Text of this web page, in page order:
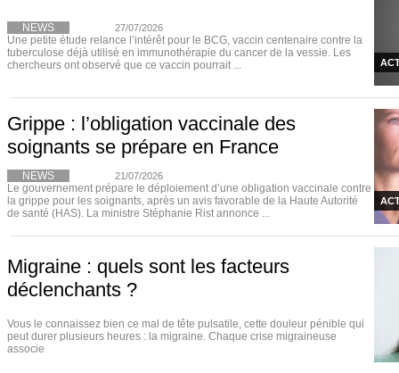
NEWS 27/07/2026
Une petite étude relance l’intérêt pour le BCG, vaccin centenaire contre la
tuberculose déjà utilisé en immunothérapie du cancer de la vessie. Les
chercheurs ont observé que ce vaccin pourrait ...
Grippe : l’obligation vaccinale des
soignants se prépare en France
NEWS 21/07/2026
Le gouvernement prépare le déploiement d’une obligation vaccinale contre
la grippe pour les soignants, après un avis favorable de la Haute Autorité
de santé (HAS). La ministre Stéphanie Rist annonce ...
Migraine : quels sont les facteurs
déclenchants ?
Vous le connaissez bien ce mal de tête pulsatile, cette douleur pénible qui
peut durer plusieurs heures : la migraine. Chaque crise migraineuse
associe